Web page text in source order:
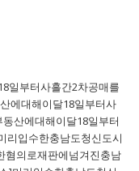
일부터사흘간2차공매를
에대해이달18일부터사
산에대해이달18일부터
리입수한충남도청신도시
혐의로재판에넘겨진충남